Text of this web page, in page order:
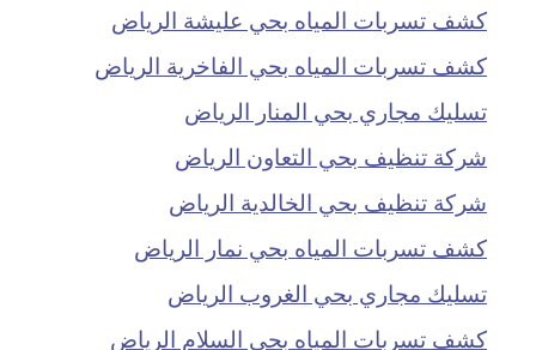
كشف تسربات المياه بحي عليشة الرياض
كشف تسربات المياه بحي الفاخرية الرياض
تسليك مجاري بحي المنار الرياض
شركة تنظيف بحي التعاون الرياض
شركة تنظيف بحي الخالدية الرياض
كشف تسربات المياه بحي نمار الرياض
تسليك مجاري بحي الغروب الرياض
كشف تسربات المياه بحي السلام الرياض